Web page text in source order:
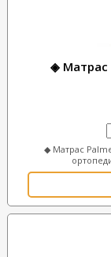
◈ Матрас
◆ Матрас